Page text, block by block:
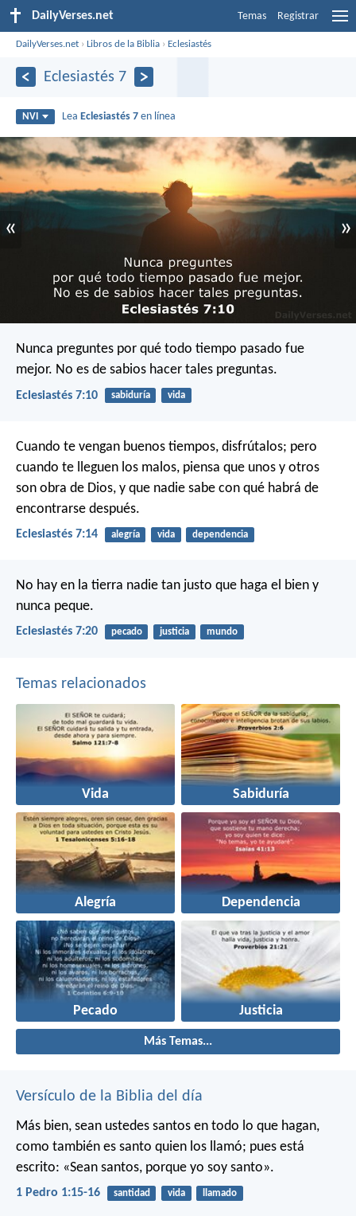
DailyVerses.net Temas Registrar
DailyVerses.net ›Libros de la Biblia › Eclesiastés
Eclesiastés 7
NVI Lea Eclesiastés 7 en línea
« »
Nunca preguntes por qué todo tiempo pasado fue
mejor. No es de sabios hacer tales preguntas.
Eclesiastés 7:10 sabiduría vida
Cuando te vengan buenos tiempos, disfrútalos; pero
cuando te lleguen los malos, piensa que unos y otros
son obra de Dios, y que nadie sabe con qué habrá de
encontrarse después.
Eclesiastés 7:14 alegría vida dependencia
No hay en la tierra nadie tan justo que haga el bien y
nunca peque.
Eclesiastés 7:20 pecado justicia mundo
Temas relacionados
Vida Sabiduría
Alegría Dependencia
Pecado Justicia
Más Temas...
Versículo de la Biblia del día
Más bien, sean ustedes santos en todo lo que hagan,
como también es santo quien los llamó; pues está
escrito: «Sean santos, porque yo soy santo».
1 Pedro 1:15-16 santidad vida llamado